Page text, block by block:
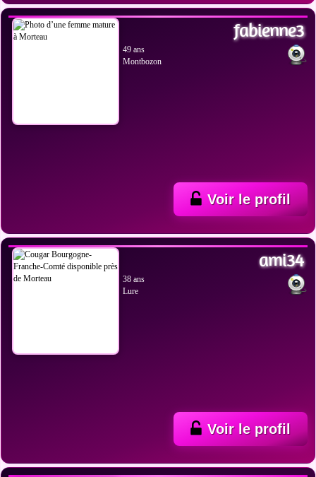
fabienne3
49 ans
Montbozon
Voir le profil
VOIR LES PHOTOS
ami34
38 ans
Lure
Voir le profil